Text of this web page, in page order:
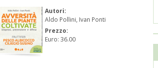
Autori:
Aldo Pollini, Ivan Ponti
Prezzo:
Euro: 36.00